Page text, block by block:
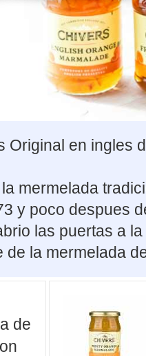
Original en ingles
mermelada
y poco despues
las puertas a
de la mermelada
de